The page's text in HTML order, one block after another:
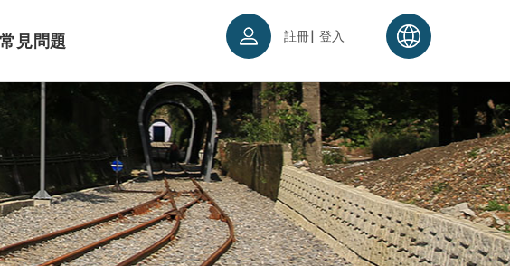
退票須知 入場須知
永續理念
常見問題 註冊| 登入